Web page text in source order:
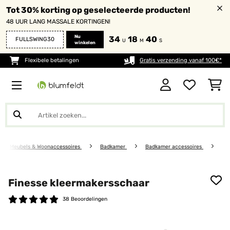
Tot 30% korting op geselecteerde producten!
48 UUR LANG MASSALE KORTINGEN!
FULLSWING30
Nu
winkelen
34 U 18 M 40 S
Flexibele betalingen Gratis verzending vanaf 100€*
Meubels & Woonaccessoires Badkamer Badkamer accessoires
Finesse kleermakersschaar
38 Beoordelingen